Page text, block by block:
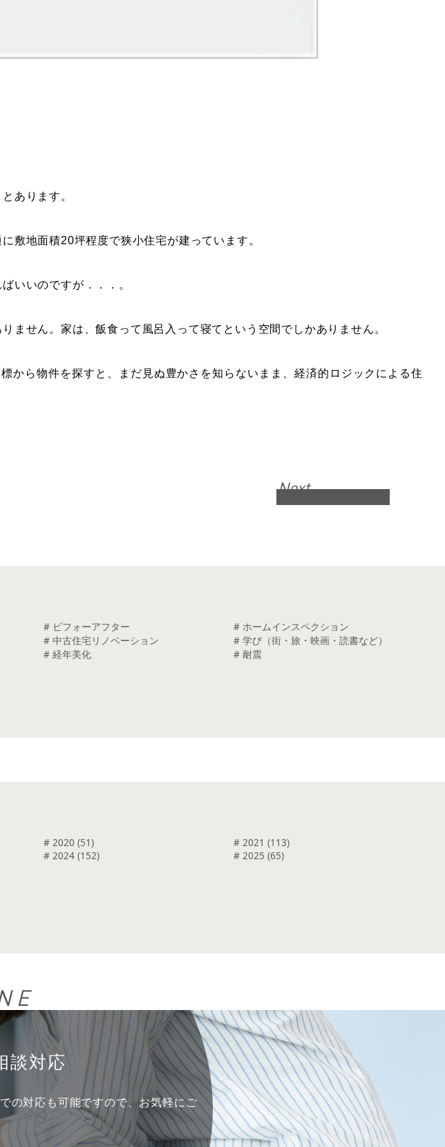
あります。
敷地面積20坪程度で狭小住宅が建っています。
いいのですが．．．。
ません。家は、飯食って風呂入って寝てという空間でしかありません。
から物件を探すと、まだ見ぬ豊かさを知らないまま、経済的ロジックによる住
Next
# ビフォーアフター
# ホームインスペクション
# 中古住宅リノベーション
# 学び（街・旅・映画・読書など）
# 経年美化 # 耐震
# 2020 (51)
# 2021 (113)
# 2024 (152)
# 2025 (65)
談対応
の対応も可能ですので、お気軽にご